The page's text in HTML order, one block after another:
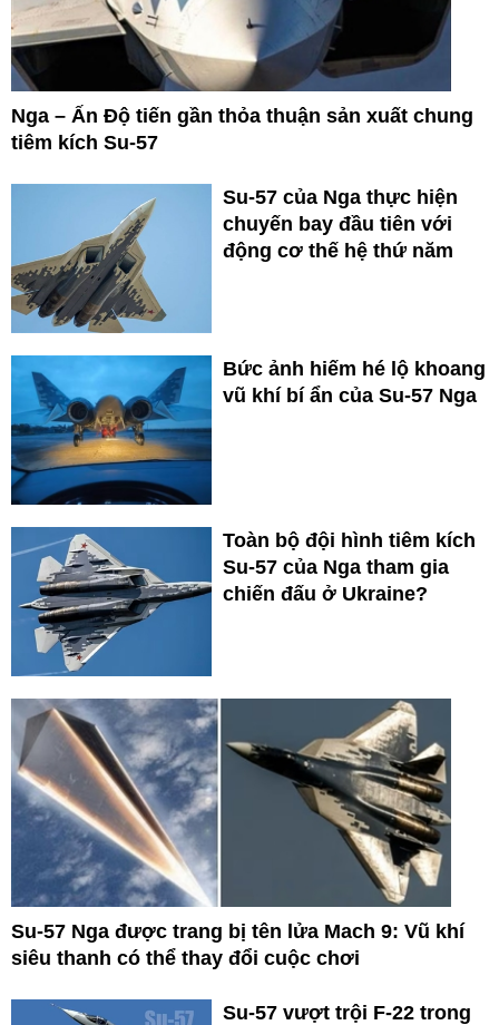
Nga – Ấn Độ tiến gần thỏa thuận sản xuất chung
tiêm kích Su-57
Su-57 của Nga thực hiện
chuyến bay đầu tiên với
động cơ thế hệ thứ năm
Bức ảnh hiếm hé lộ khoang
vũ khí bí ẩn của Su-57 Nga
Toàn bộ đội hình tiêm kích
Su-57 của Nga tham gia
chiến đấu ở Ukraine?
Su-57 Nga được trang bị tên lửa Mach 9: Vũ khí
siêu thanh có thể thay đổi cuộc chơi
Su-57 vượt trội F-22 trong